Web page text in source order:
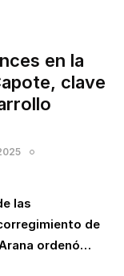
en la
clave
las
de
ordenó…